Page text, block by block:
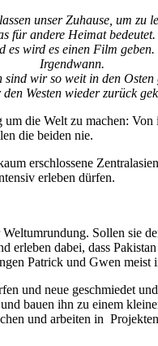
unser Zuhause, um zu
für andere Heimat bedeutet.
es wird es einen Film geben.
Irgendwann.
sind wir so weit in den Osten
Westen wieder zurück
die Welt zu machen:
die beiden nie.
erschlossene
erleben dürfen.
Sollen sie
dabei, dass
Patrick und Gwen meist
und neue geschmiedet
bauen ihn zu einem
und arbeiten in